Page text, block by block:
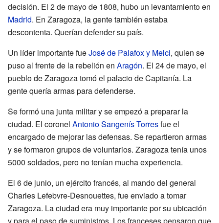
decisión. El 2 de mayo de 1808, hubo un levantamiento en
Madrid. En Zaragoza, la gente también estaba
descontenta. Querían defender su país.
Un líder importante fueJosé de Palafox y Melci, quien se
puso al frente de la rebelión en Aragón. El 24 de mayo, el
pueblo de Zaragoza tomó el palacio de Capitanía. La
gente quería armas para defenderse.
Se formó una junta militar y se empezó a preparar la
ciudad. El coronel Antonio Sangenís Torresfue el
encargado de mejorar las defensas. Se repartieron armas
y se formaron grupos de voluntarios. Zaragoza tenía unos
5000 soldados, pero no tenían mucha experiencia.
El 6 de junio, un ejército francés, al mando del general
Charles Lefebvre-Desnouettes, fue enviado a tomar
Zaragoza. La ciudad era muy importante por su ubicación
y para el paso de suministros. Los franceses pensaron que